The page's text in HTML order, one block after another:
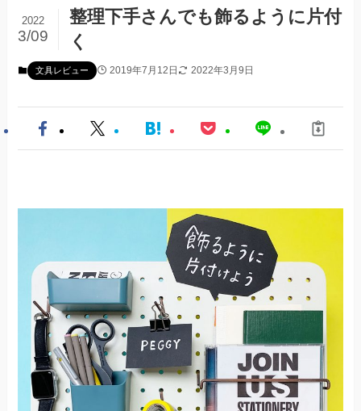
整理下手さんでも飾るように片付
く
2022
3/09
文具レビュー 2019年7月12日 2022年3月9日